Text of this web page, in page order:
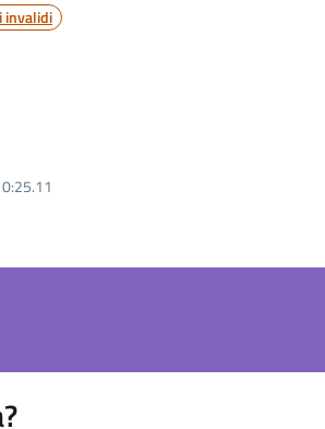
invalidi